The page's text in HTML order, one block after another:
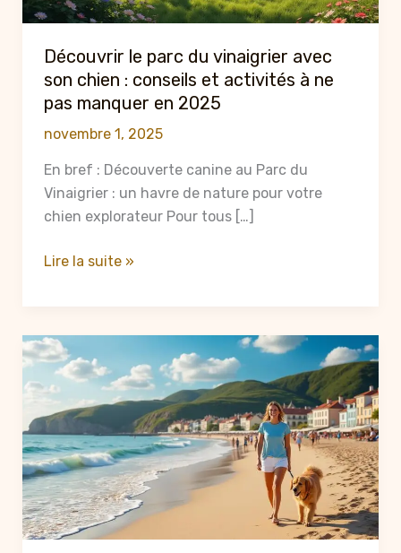
Découvrir le parc du vinaigrier avec
son chien : conseils et activités à ne
pas manquer en 2025
novembre 1, 2025
En bref : Découverte canine au Parc du
Vinaigrier : un havre de nature pour votre
chien explorateur Pour tous […]
Découvrir
vinaigrier
avec
son
chien
:
conseils
et
activités
à
Lire la suite »